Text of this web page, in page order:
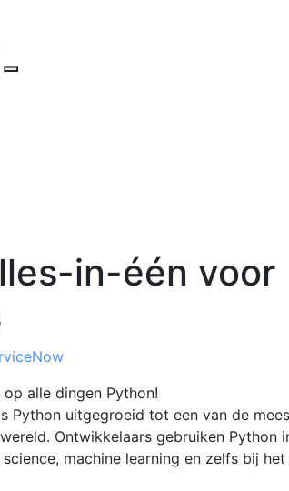
in-één voor
alle dingen Python!
Python uitgegroeid tot een van de
Ontwikkelaars gebruiken Python
machine learning en zelfs bij